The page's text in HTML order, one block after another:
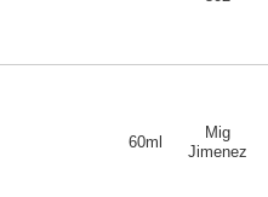
60ml
Mig
Jimenez